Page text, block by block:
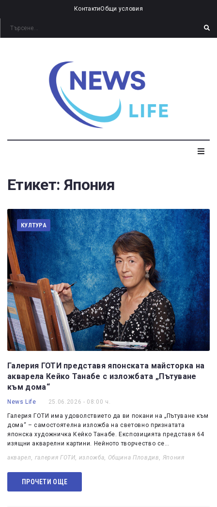
КонтактиОбщи условия
Етикет:Япония
КУЛТУРА
Галерия ГОТИ представя японската майсторка на
акварела Кейко Танабе с изложбата „Пътуване
към дома“
News Life 25.06.2026 - 08:00 ч.
Галерия ГОТИ има удоволствието да ви покани на „Пътуване към
дома“ – самостоятелна изложба на световно признатата
японска художничка Кейко Танабе. Експозицията представя 64
изящни акварелни картини. Нейното творчество се…
акварел, галерия ГОТИ, изложба, Община Пловдив, Япония
ПРОЧЕТИ ОЩЕ